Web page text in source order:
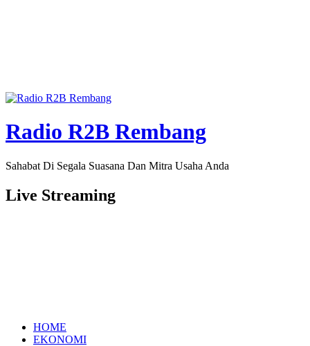
Radio R2B Rembang
Sahabat Di Segala Suasana Dan Mitra Usaha Anda
Live Streaming
HOME
EKONOMI